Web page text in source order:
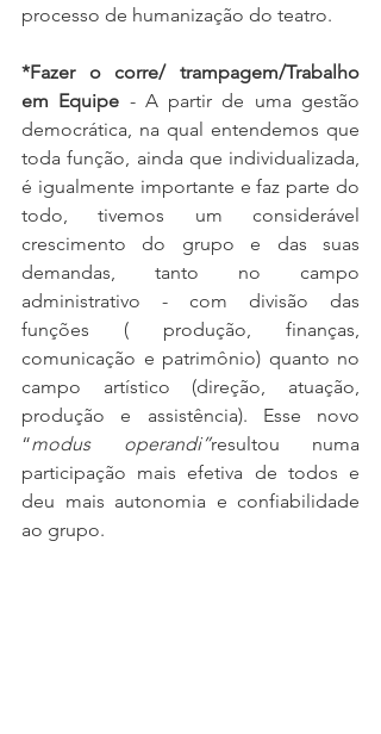
processo de humanização do teatro.
*Fazer o corre/ trampagem/Trabalho
em Equipe - A partir de uma gestão
democrática, na qual entendemos que
toda função, ainda que individualizada,
é igualmente importante e faz parte do
todo, tivemos um considerável
crescimento do grupo e das suas
demandas, tanto no campo
administrativo - com divisão das
funções ( produção, finanças,
comunicação e patrimônio) quanto no
campo artístico (direção, atuação,
produção e assistência). Esse novo
“modus operandi”resultou numa
participação mais efetiva de todos e
deu mais autonomia e confiabilidade
ao grupo.